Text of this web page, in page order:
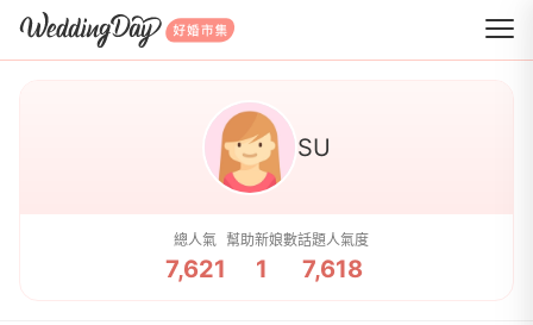
WeddingDay 好婚市集
SU
總人氣
7,621
幫助新娘數
1
話題人氣度
7,618